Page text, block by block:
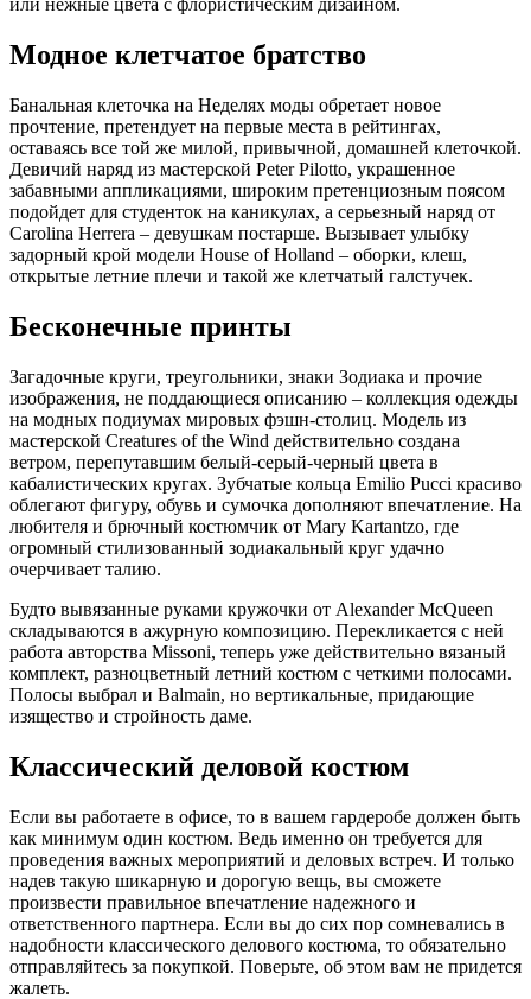
или нежные цвета с флористическим дизайном.
Модное клетчатое братство
Банальная клеточка на Неделях моды обретает новое
прочтение, претендует на первые места в рейтингах,
оставаясь все той же милой, привычной, домашней клеточкой.
Девичий наряд из мастерской Peter Pilotto, украшенное
забавными аппликациями, широким претенциозным поясом
подойдет для студенток на каникулах, а серьезный наряд от
Carolina Herrera – девушкам постарше. Вызывает улыбку
задорный крой модели House of Holland – оборки, клеш,
открытые летние плечи и такой же клетчатый галстучек.
Бесконечные принты
Загадочные круги, треугольники, знаки Зодиака и прочие
изображения, не поддающиеся описанию – коллекция одежды
на модных подиумах мировых фэшн-столиц. Модель из
мастерской Creatures of the Wind действительно создана
ветром, перепутавшим белый-серый-черный цвета в
кабалистических кругах. Зубчатые кольца Emilio Pucci красиво
облегают фигуру, обувь и сумочка дополняют впечатление. На
любителя и брючный костюмчик от Mary Kartantzo, где
огромный стилизованный зодиакальный круг удачно
очерчивает талию.
Будто вывязанные руками кружочки от Alexander McQueen
складываются в ажурную композицию. Перекликается с ней
работа авторства Missoni, теперь уже действительно вязаный
комплект, разноцветный летний костюм с четкими полосами.
Полосы выбрал и Balmain, но вертикальные, придающие
изящество и стройность даме.
Классический деловой костюм
Если вы работаете в офисе, то в вашем гардеробе должен быть
как минимум один костюм. Ведь именно он требуется для
проведения важных мероприятий и деловых встреч. И только
надев такую шикарную и дорогую вещь, вы сможете
произвести правильное впечатление надежного и
ответственного партнера. Если вы до сих пор сомневались в
надобности классического делового костюма, то обязательно
отправляйтесь за покупкой. Поверьте, об этом вам не придется
жалеть.